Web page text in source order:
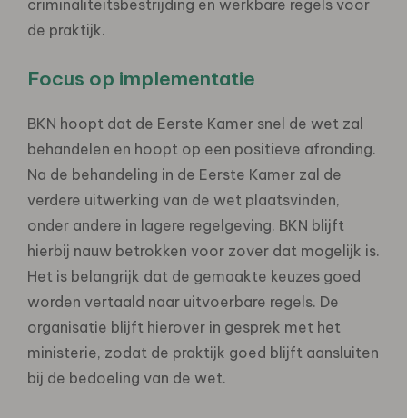
criminaliteitsbestrijding en werkbare regels voor
de praktijk.
Focus op implementatie
BKN hoopt dat de Eerste Kamer snel de wet zal
behandelen en hoopt op een positieve afronding.
Na de behandeling in de Eerste Kamer zal de
verdere uitwerking van de wet plaatsvinden,
onder andere in lagere regelgeving. BKN blijft
hierbij nauw betrokken voor zover dat mogelijk is.
Het is belangrijk dat de gemaakte keuzes goed
worden vertaald naar uitvoerbare regels. De
organisatie blijft hierover in gesprek met het
ministerie, zodat de praktijk goed blijft aansluiten
bij de bedoeling van de wet.